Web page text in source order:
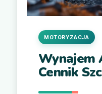
Wynajem
Cennik
MOTORYZACJA